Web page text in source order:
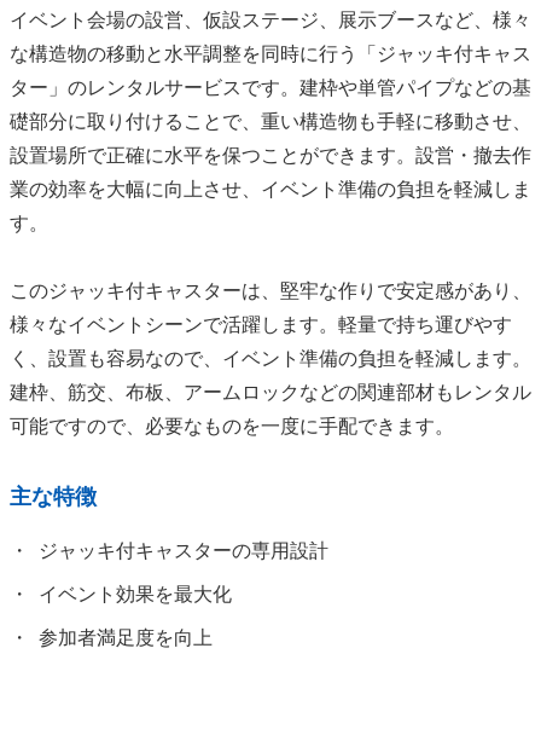
イベント会場の設営、仮設ステージ、展示ブースなど、様々
な構造物の移動と水平調整を同時に行う「ジャッキ付キャス
ター」のレンタルサービスです。建枠や単管パイプなどの基
礎部分に取り付けることで、重い構造物も手軽に移動させ、
設置場所で正確に水平を保つことができます。設営・撤去作
業の効率を大幅に向上させ、イベント準備の負担を軽減しま
す。
このジャッキ付キャスターは、堅牢な作りで安定感があり、
様々なイベントシーンで活躍します。軽量で持ち運びやす
く、設置も容易なので、イベント準備の負担を軽減します。
建枠、筋交、布板、アームロックなどの関連部材もレンタル
可能ですので、必要なものを一度に手配できます。
主な特徴
ジャッキ付キャスターの専用設計
イベント効果を最大化
参加者満足度を向上